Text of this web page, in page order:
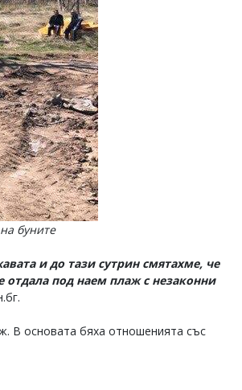
буните
и до тази сутрин смятахме, че
под наем плаж с незаконни
В основата бяха отношенията със